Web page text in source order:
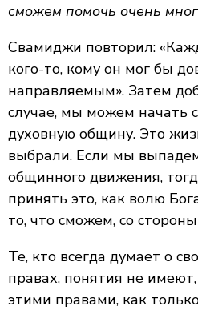
сможем помочь очень
Свамиджи повторил:
кого-то, кому он мог бы
направляемым». Затем
случае, мы можем начать
духовную общину. Это
выбрали. Если мы
общинного движения,
принять это, как волю
то, что сможем, со
Те, кто всегда думает о
правах, понятия не
этими правами, как